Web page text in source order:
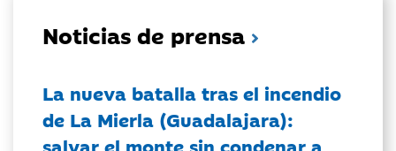
Noticias de prensa
La nueva batalla tras el incendio
de La Mierla (Guadalajara):
salvar el monte sin condenar a